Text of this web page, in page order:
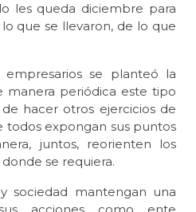
les queda diciembre para
que se llevaron, de lo que
se planteó la
manera periódica este tipo
hacer otros ejercicios de
expongan sus puntos
juntos, reorienten los
se requiera.
sociedad mantengan una